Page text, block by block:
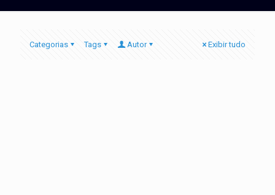
Categorias Tags Autor Exibir tudo